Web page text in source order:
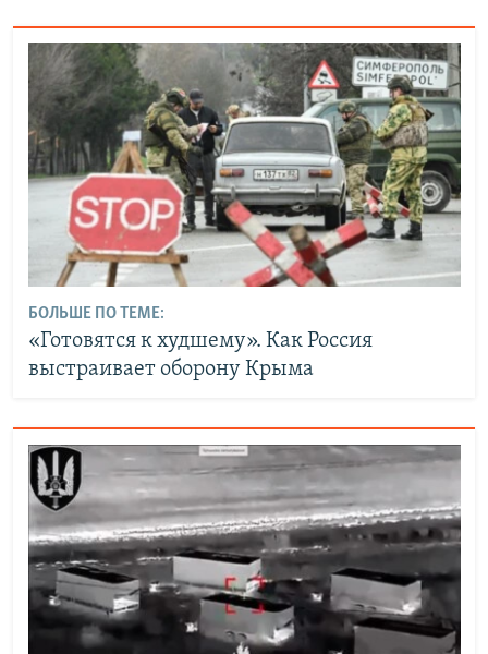
БОЛЬШЕ ПО ТЕМЕ:
«Готовятся к худшему». Как Россия
выстраивает оборону Крыма